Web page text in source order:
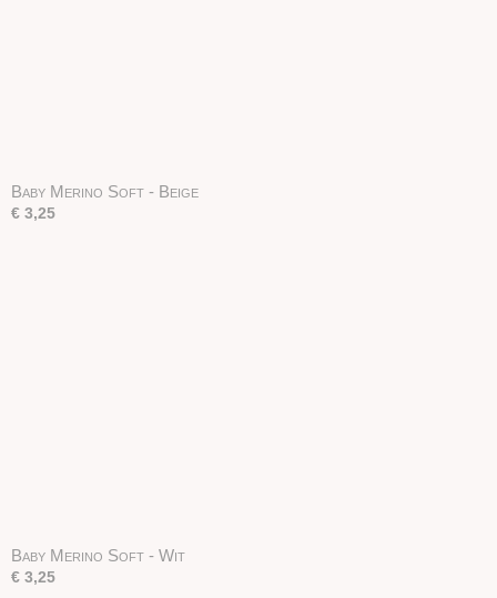
Baby Merino Soft - Beige
€ 3,25
Baby Merino Soft - Wit
€ 3,25